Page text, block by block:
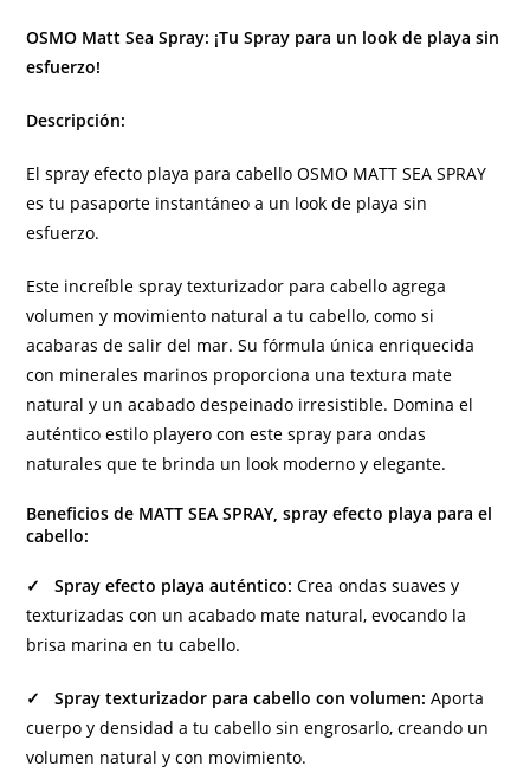
OSMO Matt Sea Spray: ¡Tu Spray para un look de playa sin
esfuerzo!
Descripción:
El spray efecto playa para cabello OSMO MATT SEA SPRAY
es tu pasaporte instantáneo a un look de playa sin
esfuerzo.
Este increíble spray texturizador para cabello agrega
volumen y movimiento natural a tu cabello, como si
acabaras de salir del mar. Su fórmula única enriquecida
con minerales marinos proporciona una textura mate
natural y un acabado despeinado irresistible. Domina el
auténtico estilo playero con este spray para ondas
naturales que te brinda un look moderno y elegante.
Beneficios de MATT SEA SPRAY, spray efecto playa para el
cabello:
✓ Spray efecto playa auténtico: Crea ondas suaves y
texturizadas con un acabado mate natural, evocando la
brisa marina en tu cabello.
✓ Spray texturizador para cabello con volumen: Aporta
cuerpo y densidad a tu cabello sin engrosarlo, creando un
volumen natural y con movimiento.